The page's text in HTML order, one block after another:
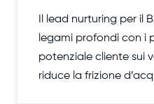
Il lead nurturing per il
legami profondi con i
potenziale cliente sui
riduce la frizione